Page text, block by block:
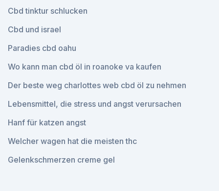
Cbd tinktur schlucken
Cbd und israel
Paradies cbd oahu
Wo kann man cbd öl in roanoke va kaufen
Der beste weg charlottes web cbd öl zu nehmen
Lebensmittel, die stress und angst verursachen
Hanf für katzen angst
Welcher wagen hat die meisten thc
Gelenkschmerzen creme gel